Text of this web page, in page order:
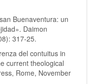
Buenaventura: un
Daimon
317-25.
del contuitus in
current theological
Rome, November